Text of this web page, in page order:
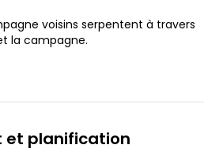
voisins serpentent à travers
la campagne.
et planification